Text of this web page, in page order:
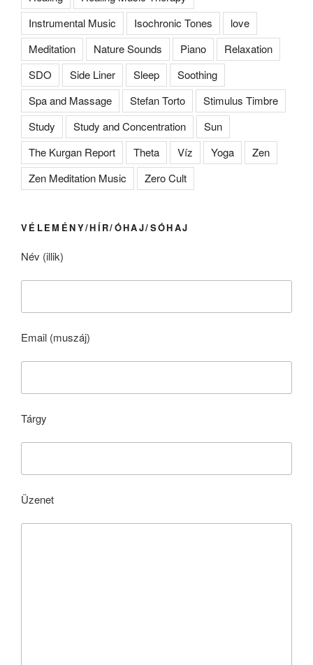
Instrumental Music
Isochronic Tones
love
Meditation
Nature Sounds Piano
Relaxation
SDO
Side Liner Sleep
Soothing
Spa and Massage
Stefan Torto
Stimulus Timbre
Study
Study and Concentration
Sun
The Kurgan Report
Theta Víz Yoga
Zen
Zen Meditation Music
Zero Cult
VÉLEMÉNY/HÍR/ÓHAJ/SÓHAJ
Név (illik)
Email (muszáj)
Tárgy
Üzenet